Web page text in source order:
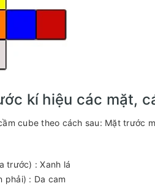
kí hiệu các mặt,
cube theo cách sau: Mặt trước
trước) : Xanh lá
phải) : Da cam